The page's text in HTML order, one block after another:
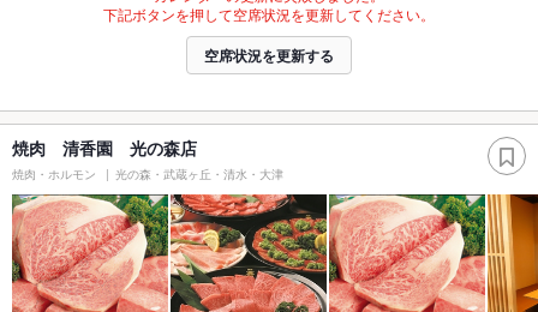
下記ボタンを押して空席状況を更新してください。
空席状況を更新する
焼肉 清香園 光の森店
焼肉・ホルモン 光の森・武蔵ヶ丘・清水・大津